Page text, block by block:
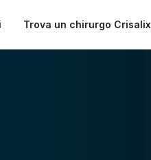
Trova un chirurgo Crisalix